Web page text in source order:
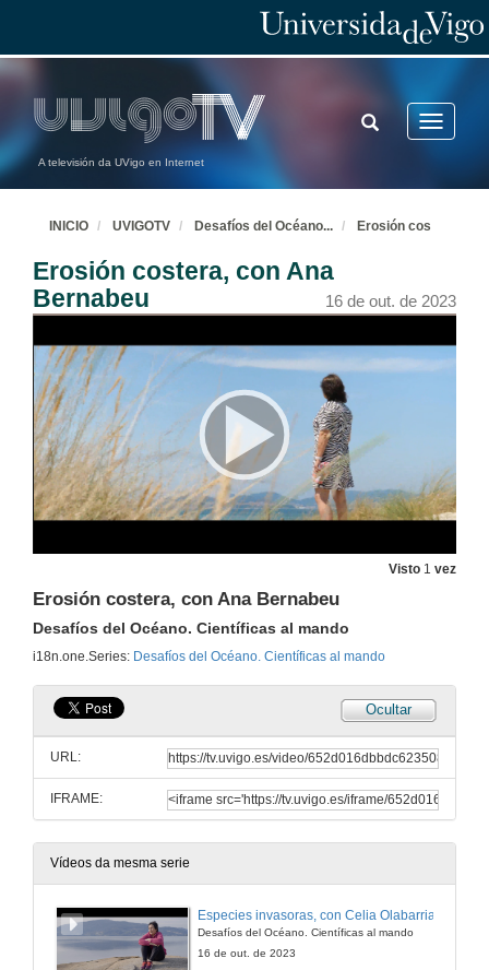
A televisión da UVigo en Internet
Toggle
TOGGLE
SEARCH
INICIO UVIGOTV Desafíos del Océano... Erosión cos
Erosión costera, con Ana
Bernabeu
16 de out. de 2023
Visto 1 vez
Erosión costera, con Ana Bernabeu
Desafíos del Océano. Científicas al mando
i18n.one.Series: Desafíos del Océano. Científicas al mando
Ocultar
URL:
IFRAME:
Vídeos da mesma serie
Especies invasoras, con Celia Olabarria
Desafíos del Océano. Científicas al mando
16 de out. de 2023